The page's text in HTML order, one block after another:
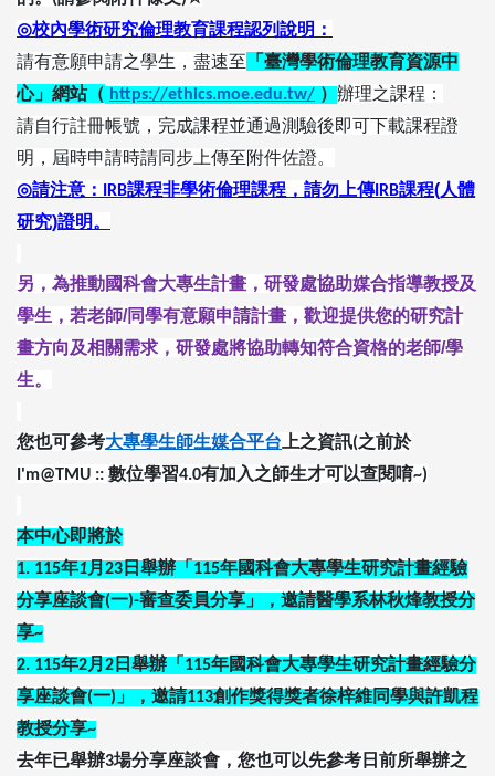
◎校內學術研究倫理教育課程認列說明：
請有意願申請之學生，盡速至 「臺灣學術倫理教育資源中
心」網站（ https://ethics.moe.edu.tw/ ） 辦理之課程：
請自行註冊帳號，完成課程並通過測驗後即可下載課程證
明，屆時申請時請同步上傳至附件佐證。
◎請注意： IRB課程非學術倫理課程，請勿上傳IRB課程(人體
研究)證明。
另，為推動國科會大專生計畫，研發處協助媒合指導教授及
學生， 若老師/同學有意願申請計畫，歡迎提供您的研究計
畫方向及相關需求， 研發處將協助轉知符合資格的老師/學
生。
您也可參考大專學生師生媒合平台 上之資訊(之前於
I'm@TMU :: 數位學習4.0有加入之師生才可以查閱唷~)
本中心即將於
1. 115年1月 23 日舉辦 「 115年國科會大專學生研究計畫經驗
分享座談會(一)-審查委員分享 」 ，邀請醫學系林秋烽教授分
享~
2. 115年2月 2 日舉辦「 115年國科會大專學生研究計畫經驗分
享座談會(一) 」，邀請113創作獎得獎者徐梓維同學與許凱程
教授分享~
去年已舉辦3場分享座談會，您也可以先參考日前所舉辦之